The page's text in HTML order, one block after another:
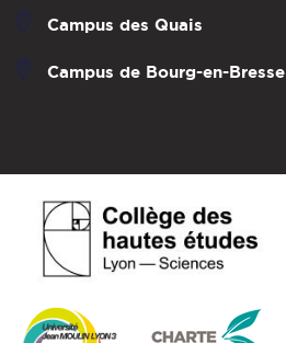
Campus des Quais
Campus de Bourg-en-Bresse